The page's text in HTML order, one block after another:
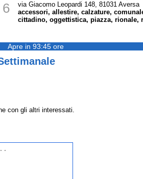
6
via Giacomo Leopardi 148, 81031 Aversa
accessori, allestire, calzature,
cittadino, oggettistica, piazza, rionale,
Apre in 93:45 ore
con gli altri interessati.